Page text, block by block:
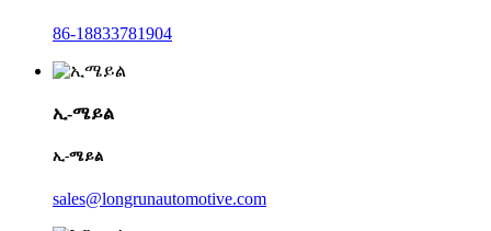
86-18833781904
ኢ-ሜይል
ኢ-ሜይል
sales@longrunautomotive.com